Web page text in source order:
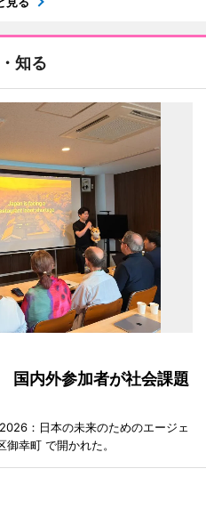
知る
内外参加者が社会課題
：日本の未来のためのエージェ
幸町 で開かれた。